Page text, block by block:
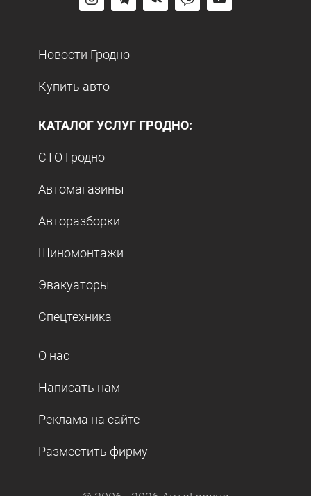
Новости Гродно
Купить авто
КАТАЛОГ УСЛУГ ГРОДНО:
СТО Гродно
Автомагазины
Авторазборки
Шиномонтажи
Эвакуаторы
Спецтехника
О нас
Написать нам
Реклама на сайте
Разместить фирму